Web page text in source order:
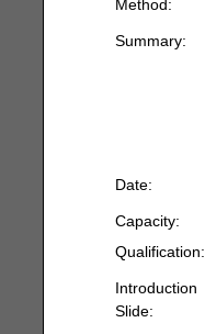
Method:
Summary:
Date:
Capacity:
Qualification:
Introduction
Slide: